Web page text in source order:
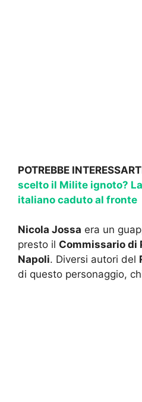
POTREBBE
scelto il Milite ignoto?
italiano caduto al fronte
Nicola Jossa era un
presto il Commissario di
Napoli. Diversi autori del
di questo personaggio,